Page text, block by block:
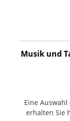
Musik und
Eine
erhalten Sie